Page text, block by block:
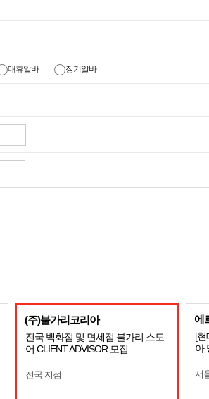
대휴알바 장기알바
(주)불가리코리아
전국 백화점 및 면세점 불가리 스토
어 CLIENT ADVISOR 모집
전국 지점
에
[현
아
서